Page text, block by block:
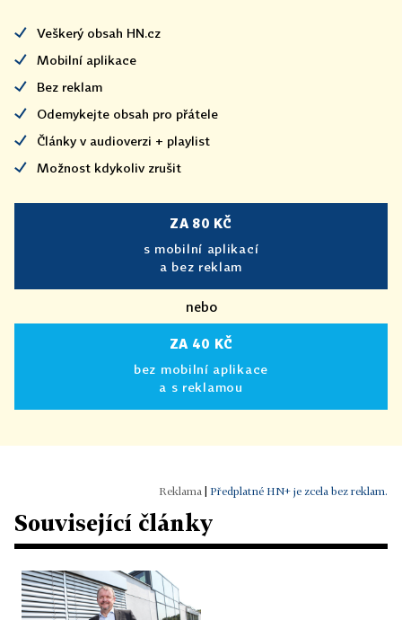
Veškerý obsah HN.cz
Mobilní aplikace
Bez reklam
Odemykejte obsah pro přátele
Články v audioverzi + playlist
Možnost kdykoliv zrušit
ZA 80 KČ
s mobilní aplikací
a bez reklam
nebo
ZA 40 KČ
bez mobilní aplikace
a s reklamou
Předplatné HN+ je zcela bez reklam.
Související články